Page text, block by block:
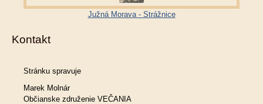
Južná Morava - Strážnice
Kontakt
Stránku spravuje
Marek Molnár
Občianske združenie VEČANIA